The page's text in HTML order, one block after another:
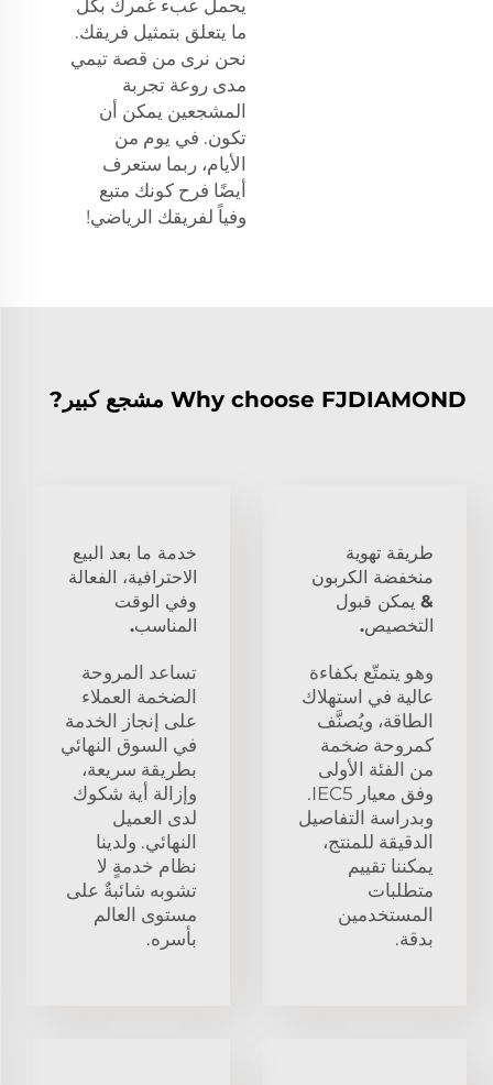
يحمل عبء غمرك بكل
ما يتعلق بتمثيل فريقك.
نحن نرى من قصة تيمي
مدى روعة تجربة
المشجعين يمكن أن
تكون. في يوم من
الأيام، ربما ستعرف
أيضًا فرح كونك متبع
وفياً لفريقك الرياضي!
Why choose FJDIAMOND مشجع كبير?
طريقة تهوية
منخفضة الكربون
& يمكن قبول
التخصيص.
وهو يتمتّع بكفاءة
عالية في استهلاك
الطاقة، ويُصنَّف
كمروحة ضخمة
من الفئة الأولى
وفق معيار IEC5.
وبدراسة التفاصيل
الدقيقة للمنتج،
يمكننا تقييم
متطلبات
المستخدمين
بدقة.
خدمة ما بعد البيع
الاحترافية، الفعالة
وفي الوقت
المناسب.
تساعد المروحة
الضخمة العملاء
على إنجاز الخدمة
في السوق النهائي
بطريقة سريعة،
وإزالة أية شكوك
لدى العميل
النهائي. ولدينا
نظام خدمةٍ لا
تشوبه شائبةٌ على
مستوى العالم
بأسره.